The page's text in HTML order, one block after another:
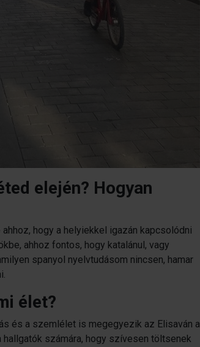
elején? Hogyan
hogy a helyiekkel igazán kapcsolódni
ahhoz fontos, hogy katalánul, vagy
spanyol nyelvtudásom nincsen, hamar
élet?
és a szemlélet is megegyezik az Elisaván a
hallgatók számára, hogy szívesen töltsenek